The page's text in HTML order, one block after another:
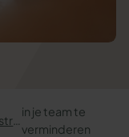
in je team te
verminderen